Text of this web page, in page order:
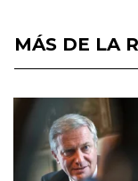
MÁS DE LA